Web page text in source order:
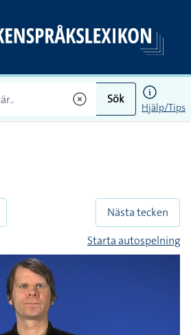
Sök
Hjälp/Tips
Nästa tecken
Starta autospelning